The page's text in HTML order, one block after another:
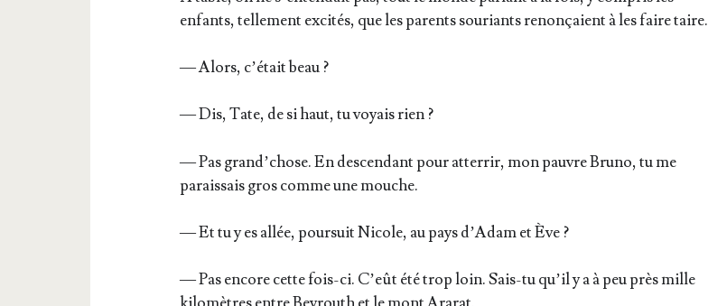
enfants, tel­le­ment exci­tés, que les parents sou­riants renon­çaient à les faire taire.
— Alors, c’é­tait beau ?
— Dis, Tate, de si haut, tu voyais rien ?
— Pas grand’­chose. En des­cen­dant pour atter­rir, mon pauvre Bru­no, tu me
parais­sais gros comme une mouche.
— Et tu y es allée, pour­suit Nicole, au pays d’A­dam et Ève ?
— Pas encore cette fois-ci. C’eût été trop loin. Sais-tu qu’il y a à peu près mille